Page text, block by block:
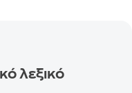
λεξικό